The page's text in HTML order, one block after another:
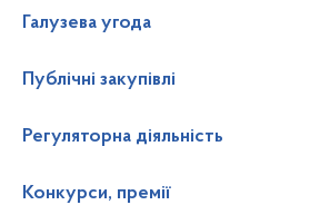
Галузева угода
Публічні закупівлі
Регуляторна діяльність
Конкурси, премії